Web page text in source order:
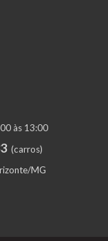
às 13:00
(carros)
MG